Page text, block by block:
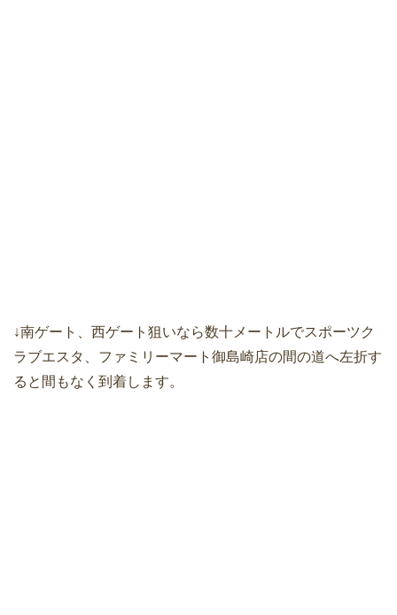
↓南ゲート、西ゲート狙いなら数十メートルでスポーツク
ラブエスタ、ファミリーマート御島崎店の間の道へ左折す
ると間もなく到着します。